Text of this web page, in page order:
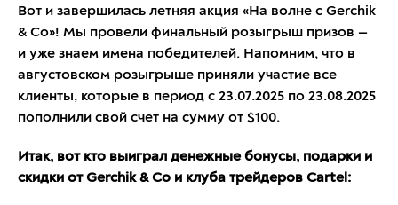
Вот и завершилась летняя акция «На волне с Gerchik
& Co»! Мы провели финальный розыгрыш призов —
и уже знаем имена победителей. Напомним, что в
августовском розыгрыше приняли участие все
клиенты, которые в период с 23.07.2025 по 23.08.2025
пополнили свой счет на сумму от $100.
Итак, вот кто выиграл денежные бонусы, подарки и
скидки от Gerchik & Co и клуба трейдеров Cartel: